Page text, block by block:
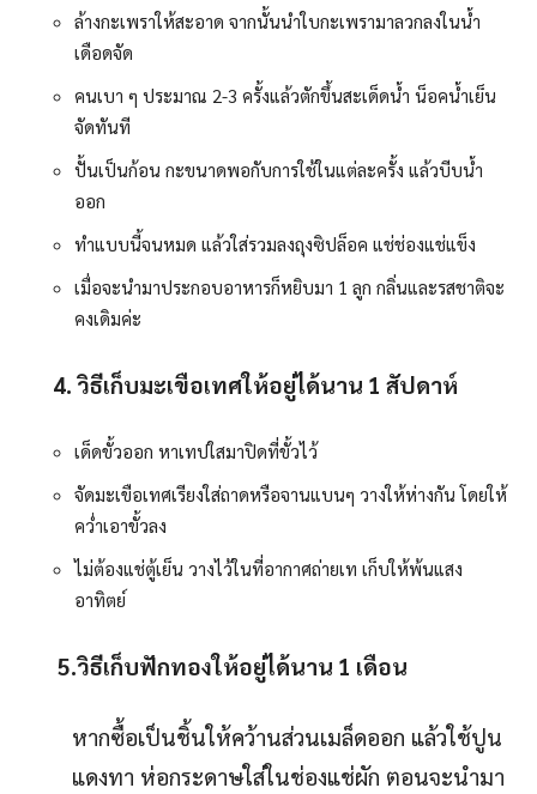
ล้างกะเพราให้สะอาด จากนั้นนำใบกะเพรามาลวกลงในน้ำ
เดือดจัด
คนเบา ๆ ประมาณ 2-3 ครั้งแล้วตักขึ้นสะเด็ดน้ำ น็อคน้ำเย็น
จัดทันที
ปั้นเป็นก้อน กะขนาดพอกับการใช้ในแต่ละครั้ง แล้วบีบน้ำ
ออก
ทำแบบนี้จนหมด แล้วใส่รวมลงถุงซิปล็อค แช่ช่องแช่แข็ง
เมื่อจะนำมาประกอบอาหารก็หยิบมา 1 ลูก กลิ่นและรสชาติจะ
คงเดิมค่ะ
4. วิธีเก็บมะเขือเทศให้อยู่ได้นาน 1 สัปดาห์
เด็ดขั้วออก หาเทปใสมาปิดที่ขั้วไว้
จัดมะเขือเทศเรียงใส่ถาดหรือจานแบนๆ วางให้ห่างกัน โดยให้
คว่ำเอาขั้วลง
ไม่ต้องแช่ตู้เย็น วางไว้ในที่อากาศถ่ายเท เก็บให้พ้นแสง
อาทิตย์
5.วิธีเก็บฟักทองให้อยู่ได้นาน 1 เดือน
หากซื้อเป็นชิ้นให้คว้านส่วนเมล็ดออก แล้วใช้ปูน
แดงทา ห่อกระดาษใส่ในช่องแช่ผัก ตอนจะนำมา